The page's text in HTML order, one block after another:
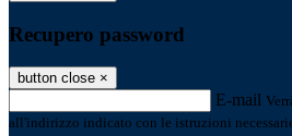
Recupero password
button close ×
E-mail
all'indirizzo indicato con le istruzioni